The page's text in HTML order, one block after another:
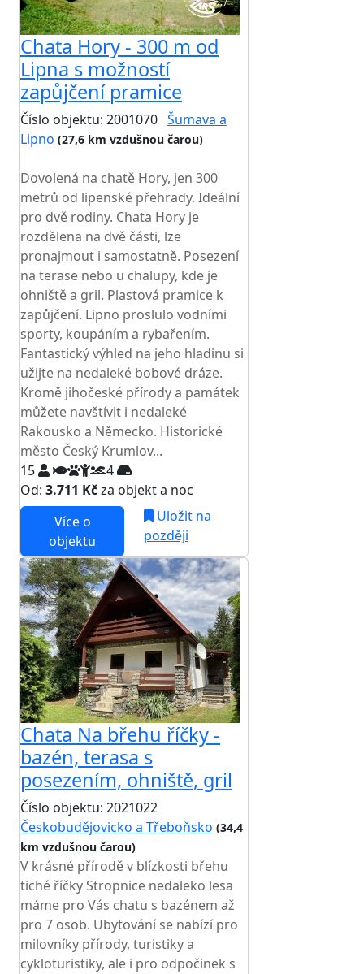
Chata Hory - 300 m od
Lipna s možností
zapůjčení pramice
Číslo objektu: 2001070 Šumava a
Lipno (27,6 km vzdušnou čarou)
Dovolená na chatě Hory, jen 300
metrů od lipenské přehrady. Ideální
pro dvě rodiny. Chata Hory je
rozdělena na dvě části, lze
pronajmout i samostatně. Posezení
na terase nebo u chalupy, kde je
ohniště a gril. Plastová pramice k
zapůjčení. Lipno proslulo vodními
sporty, koupáním a rybařením.
Fantastický výhled na jeho hladinu si
užijte na nedaleké bobové dráze.
Kromě jihočeské přírody a památek
můžete navštívit i nedaleké
Rakousko a Německo. Historické
město Český Krumlov...
15
4
Od: 3.711 Kčza objekt a noc
Více o
objektu
Uložit na
později
Chata Na břehu říčky -
bazén, terasa s
posezením, ohniště, gril
Číslo objektu: 2021022
Českobudějovicko a Třeboňsko (34,4
km vzdušnou čarou)
V krásné přírodě v blízkosti břehu
tiché říčky Stropnice nedaleko lesa
máme pro Vás chatu s bazénem až
pro 7 osob. Ubytování se nabízí pro
milovníky přírody, turistiky a
cykloturistiky, ale i pro odpočinek s